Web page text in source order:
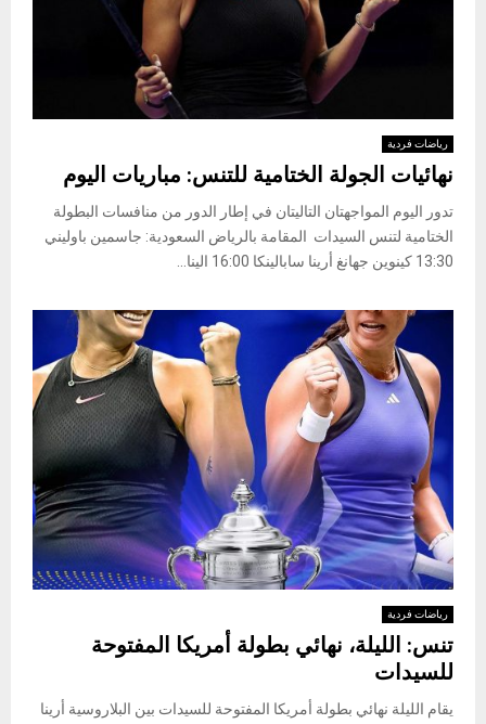
رياضات فردية
نهائيات الجولة الختامية للتنس: مباريات اليوم
تدور اليوم المواجهتان التاليتان في إطار الدور من منافسات البطولة
الختامية لتنس السيدات المقامة بالرياض السعودية: جاسمين باوليني
13:30 كينوين جهانغ أرينا سابالينكا 16:00 الينا...
رياضات فردية
تنس: الليلة، نهائي بطولة أمريكا المفتوحة
للسيدات
يقام الليلة نهائي بطولة أمريكا المفتوحة للسيدات بين البلاروسية أرينا